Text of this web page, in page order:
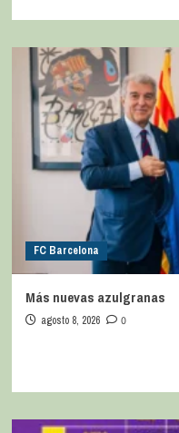
FC Barcelona
Más nuevas azulgranas
agosto 8, 2026 0